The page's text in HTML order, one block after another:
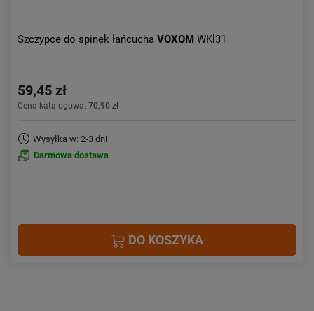
Szczypce do spinek łańcucha VOXOM WKl31
59,45 zł
Cena katalogowa: 70,90 zł
Wysyłka w: 2-3 dni
Darmowa dostawa
DO KOSZYKA